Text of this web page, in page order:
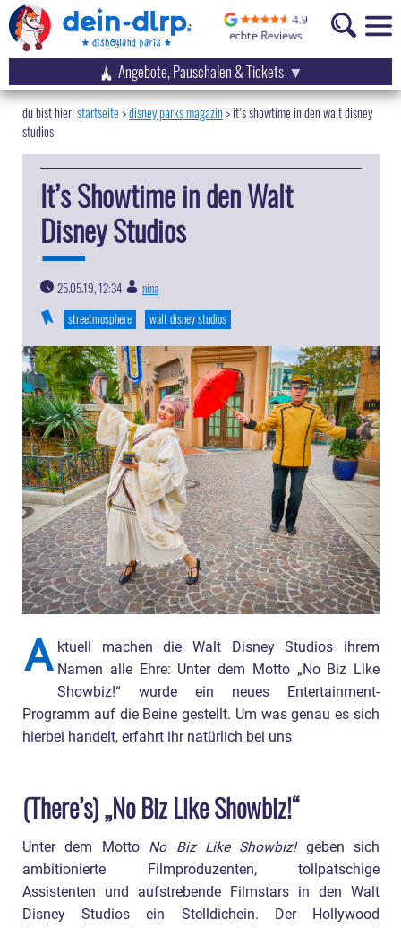
Angebote, Pauschalen & Tickets
startseite disney parks magazin>it’s showtime in den walt disney
studios
It’s Showtime in den Walt
Disney Studios
25.05.19, 12:34
nina
streetmosphere
walt disney studios
A ktuell machen die Walt Disney Studios ihrem
Namen alle Ehre: Unter dem Motto „No Biz Like
Showbiz!“ wurde ein neues Entertainment-
Programm auf die Beine gestellt. Um was genau es sich
hierbei handelt, erfahrt ihr natürlich bei uns
(There’s) „No Biz Like Showbiz!“
Unter dem Motto No Biz Like Showbiz!geben sich
ambitionierte Filmproduzenten, tollpatschige
Assistenten und aufstrebende Filmstars in den Walt
Disney Studios ein Stelldichein. Der Hollywood